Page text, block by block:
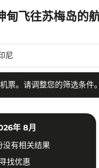
甸飞往苏梅岛的
票。请调整您的筛选条件。
。请调整您的筛选条件。
年 8月
没有相关结果
寻找优惠